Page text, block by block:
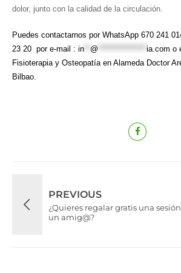
dolor, junto con la calidad de la circulación.
Puedes contactarnos por WhatsApp 670 241
23 20 por e-mail : in @ ia.com o
Fisioterapia y Osteopatía en Alameda Doctor
Bilbao.
PREVIOUS
¿Quieres regalar gratis una
un amig@?